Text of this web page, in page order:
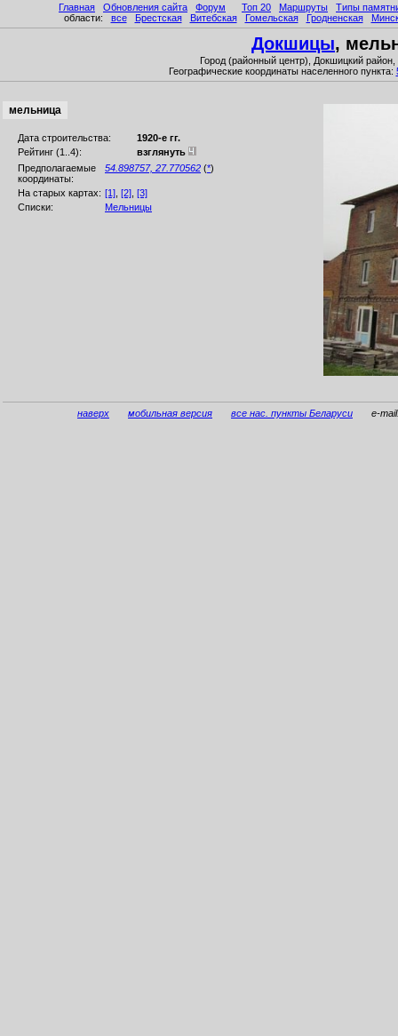
Главная Обновления сайта Форум Топ 20 Маршруты
Типы
области: все Брестская Витебская Гомельская Гродненская
Докшицы,
Город (районный центр), Докшицкий район,
Географические координаты населенного пункта:
мельница
Дата строительства:
1920-е гг.
Рейтинг (1..4):
взглянуть
Предполагаемые
координаты:
54.898757, 27.770562 (*)
На старых картах: [1] [2] [3]
Списки:
Мельницы
наверх мобильная версия все нас. пункты Беларуси e-